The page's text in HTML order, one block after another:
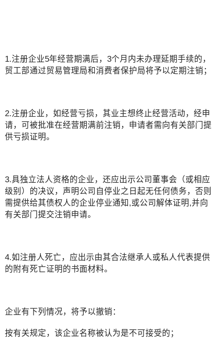
1.注册企业5年经营期满后，3个月内未办理延期手续的，
贸工部通过贸易管理局和消费者保护局将予以定期注销；
2.注册企业，如经营亏损，其业主想终止经营活动，经申
请，可被批准在经营期满前注销，申请者需向有关部门提
供亏损证明。
3.具独立法人资格的企业，还应出示公司董事会（或相应
级别）的决议，声明公司自停业之日起无任何债务，否则
需提供给其债权人的企业停业通知,或公司解体证明,并向
有关部门提交注销申请。
4.如注册人死亡，应出示由其合法继承人或私人代表提供
的附有死亡证明的书面材料。
企业有下列情况，将予以撤销：
按有关规定，该企业名称被认为是不可接受的；